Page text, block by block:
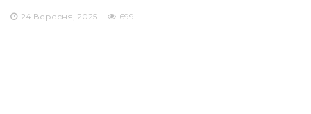
24 Вересня, 2025 699